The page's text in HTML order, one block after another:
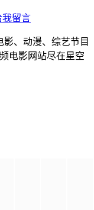
我留言
、动漫、综艺节目
电影网站尽在星空